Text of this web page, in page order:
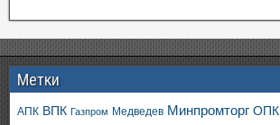
Метки
АПК ВПК Газпром Медведев Минпромторг ОПК